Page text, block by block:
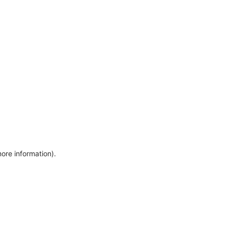
information).